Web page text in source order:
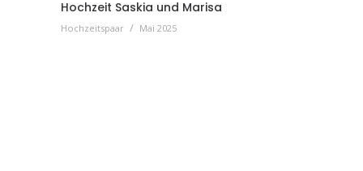
Hochzeit Saskia und Marisa
Hochzeitspaar / Mai 2025